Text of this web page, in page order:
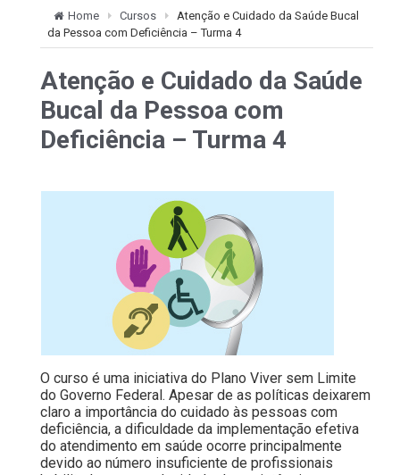
Home Cursos
Atenção e Cuidado da Saúde Bucal
da Pessoa com Deficiência – Turma 4
Atenção e Cuidado da Saúde
Bucal da Pessoa com
Deficiência – Turma 4
O curso é uma iniciativa do Plano Viver sem Limite
do Governo Federal. Apesar de as políticas deixarem
claro a importância do cuidado às pessoas com
deficiência, a dificuldade da implementação efetiva
do atendimento em saúde ocorre principalmente
devido ao número insuficiente de profissionais